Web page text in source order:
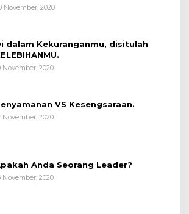
November, 2020
dalam Kekuranganmu, disitulah
November, 2020
VS Kesengsaraan.
November, 2020
Anda Seorang Leader?
November, 2020